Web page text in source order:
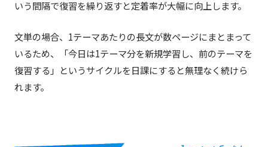
いう間隔で復習を繰り返すと定着率が大幅に向上します。
文単の場合、1テーマあたりの長文が数ページにまとまって
いるため、「今日は1テーマ分を新規学習し、前のテーマを
復習する」というサイクルを日課にすると無理なく続けら
れます。